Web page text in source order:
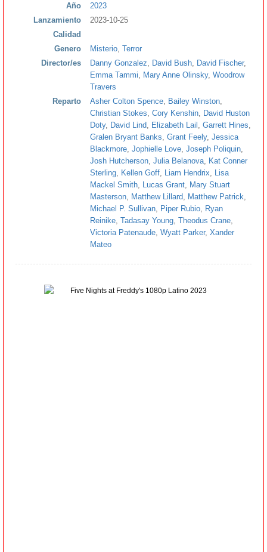
Año
2023
Lanzamiento
2023-10-25
Calidad
Genero
Misterio Terror
Director/es
Danny Gonzalez David Bush David Fischer,
Emma Tammi
Mary Anne Olinsky, Woodrow
Travers
Reparto
Asher Colton Spence Bailey Winston
Christian Stokes Cory Kenshin
David Huston
Doty, David Lind Elizabeth Lail Garrett Hines
Gralen Bryant Banks Grant Feely, Jessica
Blackmore Jophielle Love Joseph Poliquin
Josh Hutcherson Julia Belanova
Kat Conner
Sterling
Kellen Goff Liam Hendrix
Lisa
Mackel Smith
Lucas Grant
Mary Stuart
Masterson
Matthew Lillard Matthew Patrick
Michael P. Sullivan
Piper Rubio
Ryan
Reinike Tadasay Young Theodus Crane
Victoria Patenaude Wyatt Parker, Xander
Mateo